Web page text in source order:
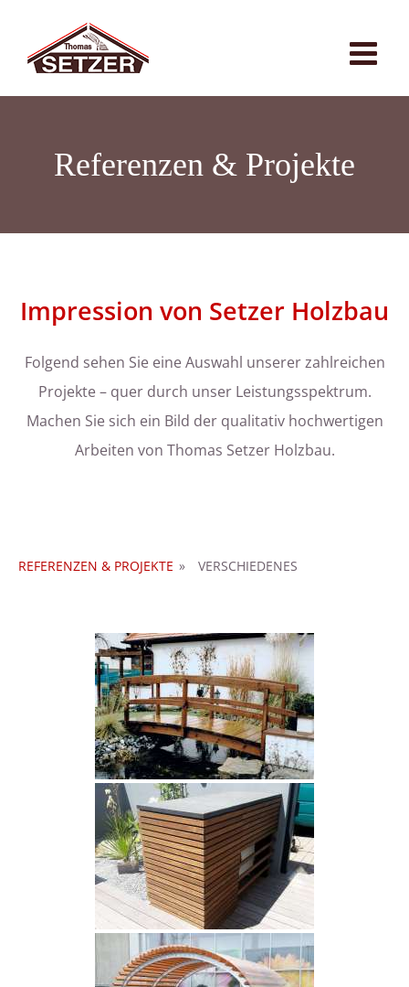
springen
Referenzen & Projekte
Impression von Setzer Holzbau
Folgend sehen Sie eine Auswahl unserer zahlreichen
Projekte – quer durch unser Leistungsspektrum.
Machen Sie sich ein Bild der qualitativ hochwertigen
Arbeiten von Thomas Setzer Holzbau.
REFERENZEN & PROJEKTE » VERSCHIEDENES